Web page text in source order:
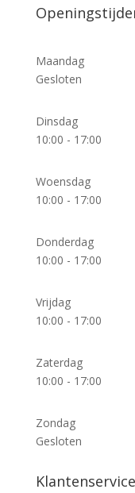
Maandag
Gesloten
Dinsdag
10:00 - 17:00
Woensdag
10:00 - 17:00
Donderdag
10:00 - 17:00
Vrijdag
10:00 - 17:00
Zaterdag
10:00 - 17:00
Zondag
Gesloten
Klantenservice